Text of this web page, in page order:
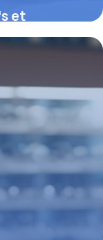
et